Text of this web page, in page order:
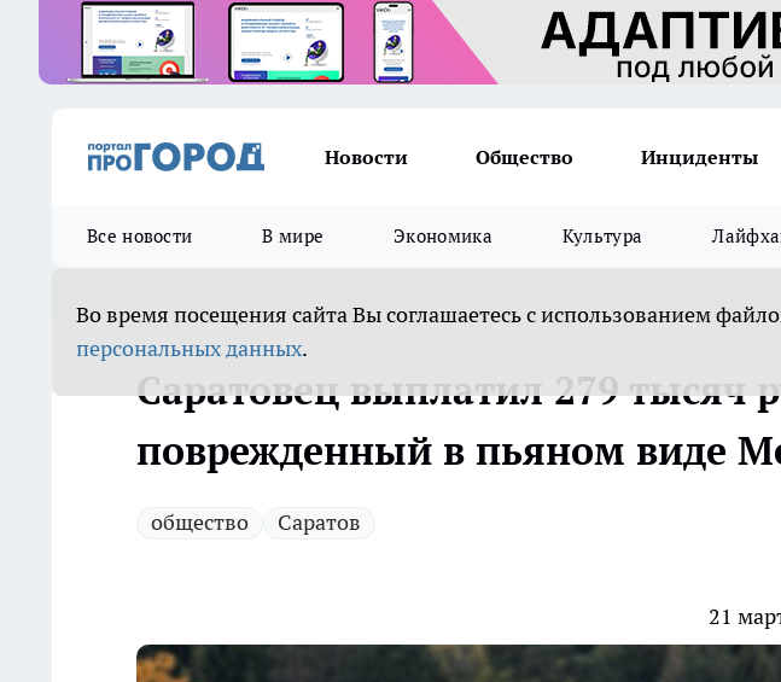
Новости Общество Инциденты
Все новости В мире Экономика Культура
Во время посещения сайта Вы соглашаетесь с использованием
персональных данных.
Саратовец выплатил 279 тысяч
поврежденный в пьяном виде
общество Саратов
21